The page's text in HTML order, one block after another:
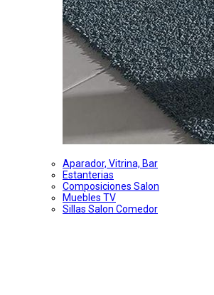
Aparador, Vitrina, Bar
Estanterias
Composiciones Salon
Muebles TV
Sillas Salon Comedor